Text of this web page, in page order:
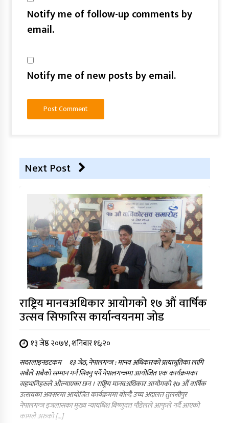
Notify me of follow-up comments by
email.
Notify me of new posts by email.
Next Post
राष्ट्रिय मानवअधिकार आयोगको १७ औं वार्षिक
उत्सव सिफारिस कार्यान्वयनमा जोड
१३ जेष्ठ २०७४, शनिबार १६:२०
सदरलाइनडटकम १३ जेठ, नेपालगन्ज : मानव अधिकारको प्रत्याभूतिका लागि
सबैले सबैको सम्मान गर्न सिक्नु पर्ने नेपालगन्जमा आयोजित एक कार्यक्रमका
सहभागिहरुले औल्याएका छन । राष्ट्रिय मानवअधिकार आयोगको १७ औं वार्षिक
उत्सवका अवसरमा आयोजित कार्यक्रममा बोल्दै उच्च अदालत तुलसीपुर
नेपालगन्ज इजलासका मुख्य न्यायधिश बिष्णुदत्त पौडेलले आफुले गर्दै आएको
कामले अरुको […]